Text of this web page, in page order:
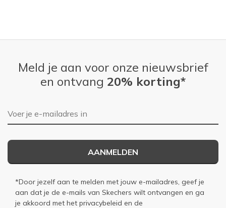
Meld je aan voor onze nieuwsbrief
en ontvang 20% korting*
E-mailadres
AANMELDEN
*Door jezelf aan te melden met jouw e-mailadres, geef je
aan dat je de e-mails van Skechers wilt ontvangen en ga
je akkoord met het privacybeleid en de